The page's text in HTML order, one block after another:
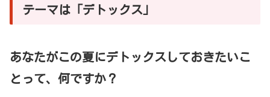
テーマは「デトックス」
あなたがこの夏にデトックスしておきたいこ
とって、何ですか？